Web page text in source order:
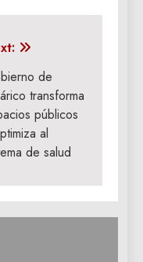
de
transforma
públicos
al
de salud